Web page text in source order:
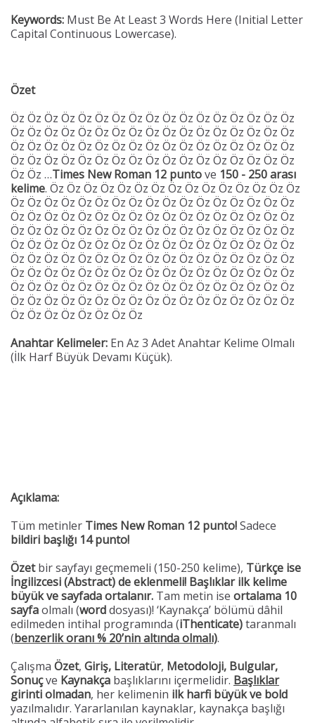
Keywords: Must Be At Least 3 Words Here (Initial Letter
Capital Continuous Lowercase).
Özet
Öz Öz Öz Öz Öz Öz Öz Öz Öz Öz Öz Öz Öz Öz Öz Öz Öz
Öz Öz Öz Öz Öz Öz Öz Öz Öz Öz Öz Öz Öz Öz Öz Öz Öz
Öz Öz Öz Öz Öz Öz Öz Öz Öz Öz Öz Öz Öz Öz Öz Öz Öz
Öz Öz Öz Öz Öz Öz Öz Öz Öz Öz Öz Öz Öz Öz Öz Öz Öz
Öz Öz …Times New Roman 12 puntove 150 - 250 arası
kelime. Öz Öz Öz Öz Öz Öz Öz Öz Öz Öz Öz Öz Öz Öz Öz
Öz Öz Öz Öz Öz Öz Öz Öz Öz Öz Öz Öz Öz Öz Öz Öz Öz
Öz Öz Öz Öz Öz Öz Öz Öz Öz Öz Öz Öz Öz Öz Öz Öz Öz
Öz Öz Öz Öz Öz Öz Öz Öz Öz Öz Öz Öz Öz Öz Öz Öz Öz
Öz Öz Öz Öz Öz Öz Öz Öz Öz Öz Öz Öz Öz Öz Öz Öz Öz
Öz Öz Öz Öz Öz Öz Öz Öz Öz Öz Öz Öz Öz Öz Öz Öz Öz
Öz Öz Öz Öz Öz Öz Öz Öz Öz Öz Öz Öz Öz Öz Öz Öz Öz
Öz Öz Öz Öz Öz Öz Öz Öz Öz Öz Öz Öz Öz Öz Öz Öz Öz
Öz Öz Öz Öz Öz Öz Öz Öz Öz Öz Öz Öz Öz Öz Öz Öz Öz
Öz Öz Öz Öz Öz Öz Öz Öz
Anahtar Kelimeler: En Az 3 Adet Anahtar Kelime Olmalı
(İlk Harf Büyük Devamı Küçük).
Açıklama:
Tüm metinler Times New Roman 12 punto!Sadece
bildiri başlığı 14 punto!
Özetbir sayfayı geçmemeli (150-250 kelime), Türkçe ise
İngilizcesi (Abstract) de eklenmeli! Başlıklar ilk kelime
büyük ve sayfada ortalanır. Tam metin ise ortalama 10
sayfaolmalı (worddosyası)! ‘Kaynakça’ bölümü dâhil
edilmeden intihal programında (iThenticate)taranmalı
(benzerlik oranı % 20’nin altında olmalı).
Çalışma Özet, Giriş, Literatür, Metodoloji, Bulgular,
Sonuçve Kaynakça başlıklarını içermelidir. Başlıklar
girinti olmadan, her kelimenin ilk harfi büyük ve bold
yazılmalıdır. Yararlanılan kaynaklar, kaynakça başlığı